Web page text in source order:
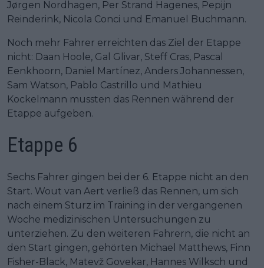
Jørgen Nordhagen, Per Strand Hagenes, Pepijn
Reinderink, Nicola Conci und Emanuel Buchmann.
Noch mehr Fahrer erreichten das Ziel der Etappe
nicht: Daan Hoole, Gal Glivar, Steff Cras, Pascal
Eenkhoorn, Daniel Martínez, Anders Johannessen,
Sam Watson, Pablo Castrillo und Mathieu
Kockelmann mussten das Rennen während der
Etappe aufgeben.
Etappe 6
Sechs Fahrer gingen bei der 6. Etappe nicht an den
Start. Wout van Aert verließ das Rennen, um sich
nach einem Sturz im Training in der vergangenen
Woche medizinischen Untersuchungen zu
unterziehen. Zu den weiteren Fahrern, die nicht an
den Start gingen, gehörten Michael Matthews, Finn
Fisher-Black, Matevž Govekar, Hannes Wilksch und